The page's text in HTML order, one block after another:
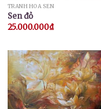
TRANH HOA SEN
Sen đỏ
25.000.000₫